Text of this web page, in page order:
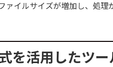
ァイルサイズが増加し、処理
を活用したツ